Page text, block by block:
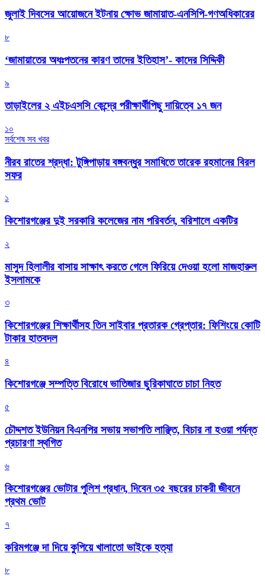
জুলাই দিবসের আয়োজনে ইটনায় ক্ষোভ জামায়াত-এনসিপি-গণঅধিকারের
৮
‘জামায়াতের অধঃপতনের কারণ তাদের ইতিহাস’- কাদের সিদ্দিকী
৯
তাড়াইলের ২ এইচএসসি কেন্দ্রে পরীক্ষার্থীপিছু দায়িত্বে ১৭ জন
১০
সর্বশেষ সব খবর
নীরব রাতের শ্রদ্ধা: টুঙ্গিপাড়ায় বঙ্গবন্ধুর সমাধিতে তারেক রহমানের বিরল
সফর
১
কিশোরগঞ্জের দুই সরকারি কলেজের নাম পরিবর্তন, বরিশালে একটির
২
মাসুদ হিলালীর বাসায় সাক্ষাৎ করতে গেলে ফিরিয়ে দেওয়া হলো মাজহারুল
ইসলামকে
৩
কিশোরগঞ্জের শিক্ষার্থীসহ তিন সাইবার প্রতারক গ্রেপ্তার: ফিশিংয়ে কোটি
টাকার হাতবদল
৪
কিশোরগঞ্জে সম্পত্তি বিরোধে ভাতিজার ছুরিকাঘাতে চাচা নিহত
৫
চৌদ্দশত ইউনিয়ন বিএনপির সভায় সভাপতি লাঞ্ছিত, বিচার না হওয়া পর্যন্ত
প্রচারণা স্থগিত
৬
কিশোরগঞ্জের ভোটার পুলিশ প্রধান, দিবেন ৩৫ বছরের চাকরী জীবনে
প্রথম ভোট
৭
করিমগঞ্জে দা দিয়ে কুপিয়ে খালাতো ভাইকে হত্যা
৮